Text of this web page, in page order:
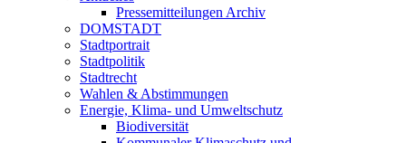
Pressemitteilungen Archiv
DOMSTADT
Stadtportrait
Stadtpolitik
Stadtrecht
Wahlen & Abstimmungen
Energie, Klima- und Umweltschutz
Biodiversität